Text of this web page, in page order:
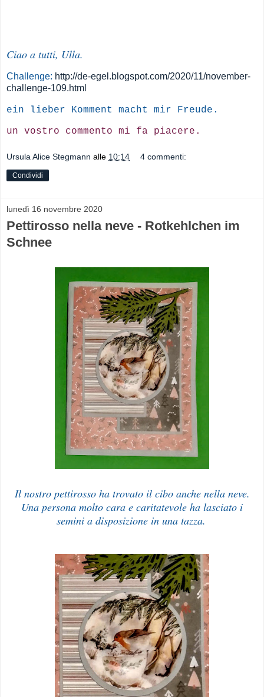
Ciao a tutti, Ulla.
Challenge: http://de-egel.blogspot.com/2020/11/november-
challenge-109.html
ein lieber Komment macht mir Freude.
un vostro commento mi fa piacere.
Ursula Alice Stegmann alle 10:14 4 commenti:
Condividi
lunedì 16 novembre 2020
Pettirosso nella neve - Rotkehlchen im
Schnee
Il nostro pettirosso ha trovato il cibo anche nella neve.
Una persona molto cara e caritatevole ha lasciato i
semini a disposizione in una tazza.